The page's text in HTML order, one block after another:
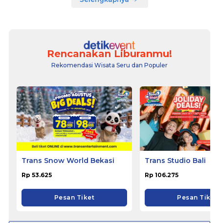
Rencanakan Liburanmu!
Rekomendasi Wisata Seru dan Populer
Trans Snow World Bekasi
Rp 53.625
Pesan Tiket
Trans Studio Bali
Rp 106.275
Pesan Tiket